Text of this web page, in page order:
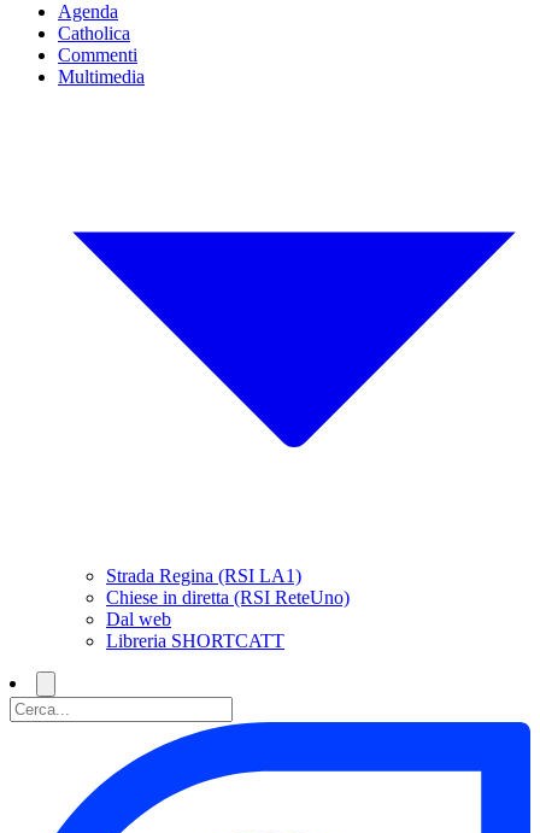
Agenda
Catholica
Commenti
Multimedia
Strada Regina (RSI LA1)
Chiese in diretta (RSI ReteUno)
Dal web
Libreria SHORTCATT